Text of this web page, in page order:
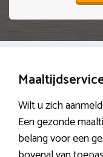
Wilt u zich
Een gezonde
belang voor een